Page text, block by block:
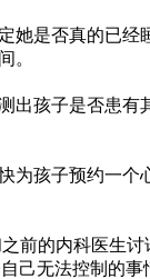
是否真的已经
。
孩子是否患有
孩子预约一个
的内科医生讨
无法控制的事